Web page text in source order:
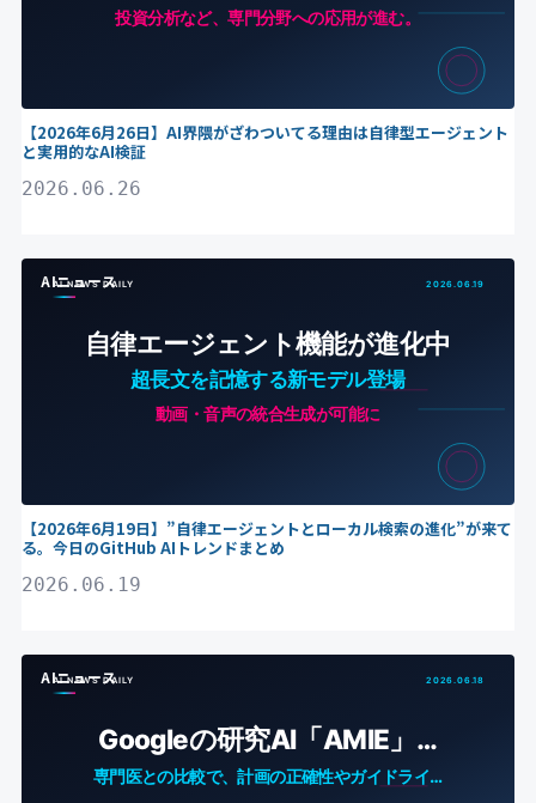
【2026年6月26日】AI界隈がざわついてる理由は自律型エージェント
と実用的なAI検証
2026.06.26
AIニュース
【2026年6月19日】”自律エージェントとローカル検索の進化”が来て
る。今日のGitHub AIトレンドまとめ
2026.06.19
AIニュース